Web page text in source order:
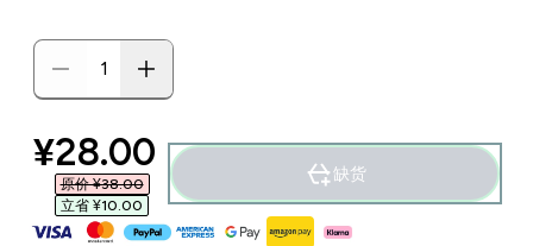
discounted price
¥28.00‎
原价 ¥38.00‎
立省 ¥10.00‎
缺货